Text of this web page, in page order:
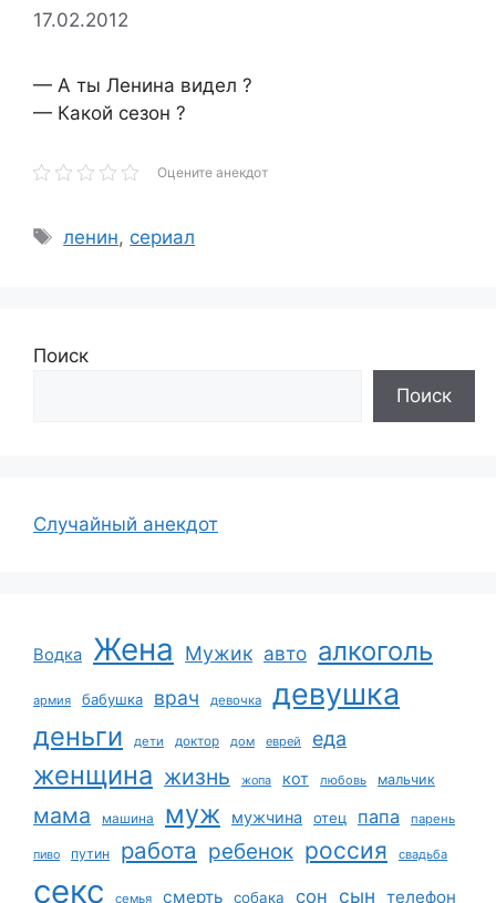
17.02.2012
— А ты Ленина видел ?
— Какой сезон ?
Оцените анекдот
Метки
ленин, сериал
Поиск
Поиск
Случайный анекдот
Водка Жена Мужик авто алкоголь
армия бабушка врач девочка девушка
деньги дети доктор дом еврей еда
женщина жизнь жопа кот любовь мальчик
мама машина муж мужчина отец папа парень
пиво путин работа ребенок россия свадьба
секс семья смерть собака сон сын телефон